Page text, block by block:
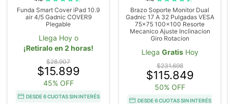
Funda Smart Cover iPad 10.9
air 4/5 Gadnic COVER9
Plegable
Llega Hoy o
¡Retiralo en 2 horas!
$28.907
$15.899
45% OFF
DESDE 6 CUOTAS SIN INTERÉS
Brazo Soporte Monitor Dual
Gadnic 17 A 32 Pulgadas VESA
75x75 100x100 Resorte
Mecanico Ajuste Inclinacion
Giro Rotacion
Llega GratisHoy
$231.698
$115.849
50% OFF
DESDE 6 CUOTAS SIN INTERÉS